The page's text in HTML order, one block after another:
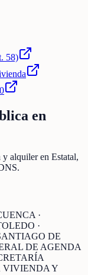
58)
en
y alquileren Estatal,
·
·
DE
DE AGENDA
VIVIENDA Y